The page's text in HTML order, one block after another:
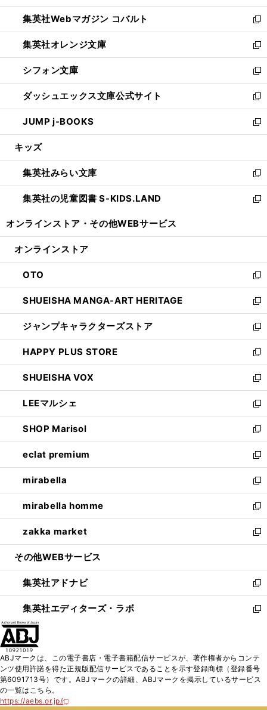
開
く
ウ
で
開
く
ン
ド
ウ
で
開
く
ウ
ィ
ン
ド
ウ
で
開
く
集英社Webマガジン コバルト
新
し
い
ウ
ィ
ン
ド
ウ
で
開
集英社オレンジ文庫
新
し
い
ウ
ィ
ン
ド
ウ
開
く
シフォン文庫
新
し
い
ウ
ィ
ン
ウ
で
開
く
ダッシュエックス文庫公式サイト
新
し
い
ウ
ン
ド
ウ
で
JUMP j-BOOKS
新
し
ウ
ィ
ン
ド
開
キッズ
集英社みらい文庫
新
し
い
ン
ウ
で
開
く
集英社の児童図書 S-KIDS.LAND
新
ウ
ン
ド
ウ
で
開
く
オンラインストア・ その他WEBサービス
オンラインストア
OTO
新
し
い
ウ
ィ
ン
ド
ウ
で
開
く
SHUEISHA MANGA-ART HERITAGE
新
し
い
ウ
ィ
ン
ド
ウ
で
開
く
ジャンプキャラクターズストア
新
し
い
ウ
ィ
ン
ド
ウ
で
開
く
HAPPY PLUS STORE
新
し
い
ウ
ィ
ン
ド
ウ
で
開
く
SHUEISHA VOX
新
し
い
ウ
ィ
ン
ド
ウ
で
開
く
LEEマルシェ
新
し
い
ウ
ィ
ン
ド
ウ
で
開
く
SHOP Marisol
新
し
い
ウ
ィ
ン
ド
ウ
で
開
eclat premium
新
し
い
ウ
ィ
ン
ド
ウ
開
く
mirabella
新
し
い
ウ
ィ
ン
ウ
で
開
く
mirabella homme
新
し
い
ウ
ン
ド
ウ
で
zakka market
新
し
ウ
ィ
ン
ド
く
その他WEBサービス
集英社アドナビ
新
し
い
ド
ウ
で
集英社エディターズ・ラボ
新
ィ
ン
ABJマークは、この電子書店・電子書籍配信サービスが、著作権者からコンテ
ンツ使用許諾を得た正規版配信サービスであることを示す登録商標（登録番号
第6091713号）です。ABJマークの詳細、ABJマークを掲示しているサービス
の一覧はこちら。
https://aebs.or.jp/
新